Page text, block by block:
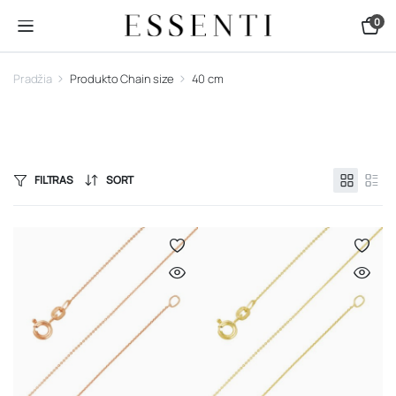
0
Pradžia Produkto Chain size 40 cm
FILTRAS SORT